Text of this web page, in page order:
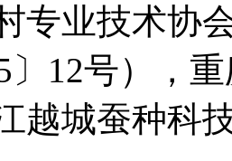
专业技术协
〕12号），
越城蚕种科